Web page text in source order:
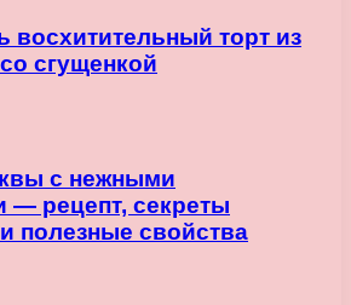
восхитительный торт из
сгущенкой
с нежными
— рецепт, секреты
полезные свойства